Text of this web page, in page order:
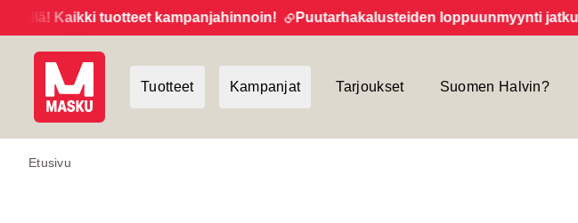
Kaikki tuotteet kampanjahinnoin! Puutarhakalusteiden loppuunmyynti jatkuu!
Tuotteet Kampanjat Tarjoukset Suomen Halvin?
Etusivu